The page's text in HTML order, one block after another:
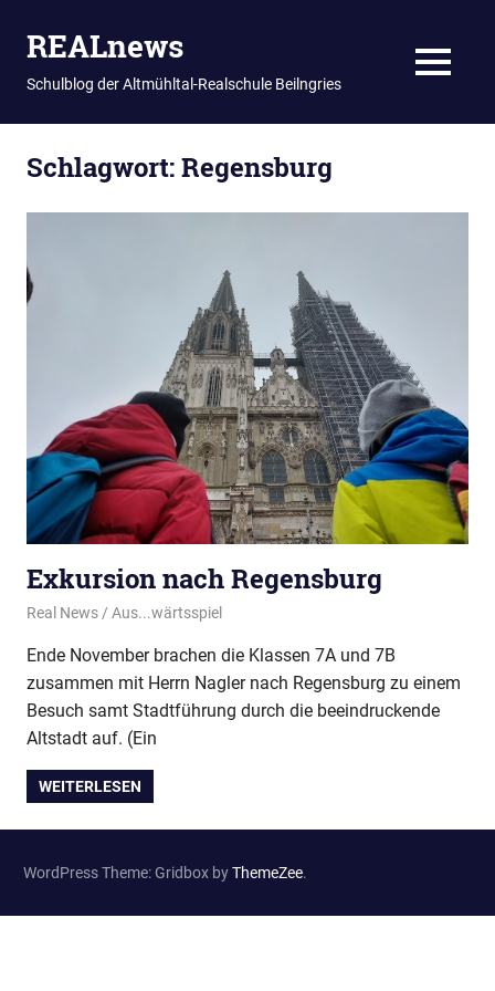
Inhalt
REALnews
Schulblog der Altmühltal-Realschule Beilngries MENU
Schlagwort:Regensburg
Exkursion nach Regensburg
15. Dezember 2022
Real News Aus...wärtsspiel
Ende November brachen die Klassen 7A und 7B
zusammen mit Herrn Nagler nach Regensburg zu einem
Besuch samt Stadtführung durch die beeindruckende
Altstadt auf. (Ein
WEITERLESEN
WordPress Theme: Gridbox byThemeZee.